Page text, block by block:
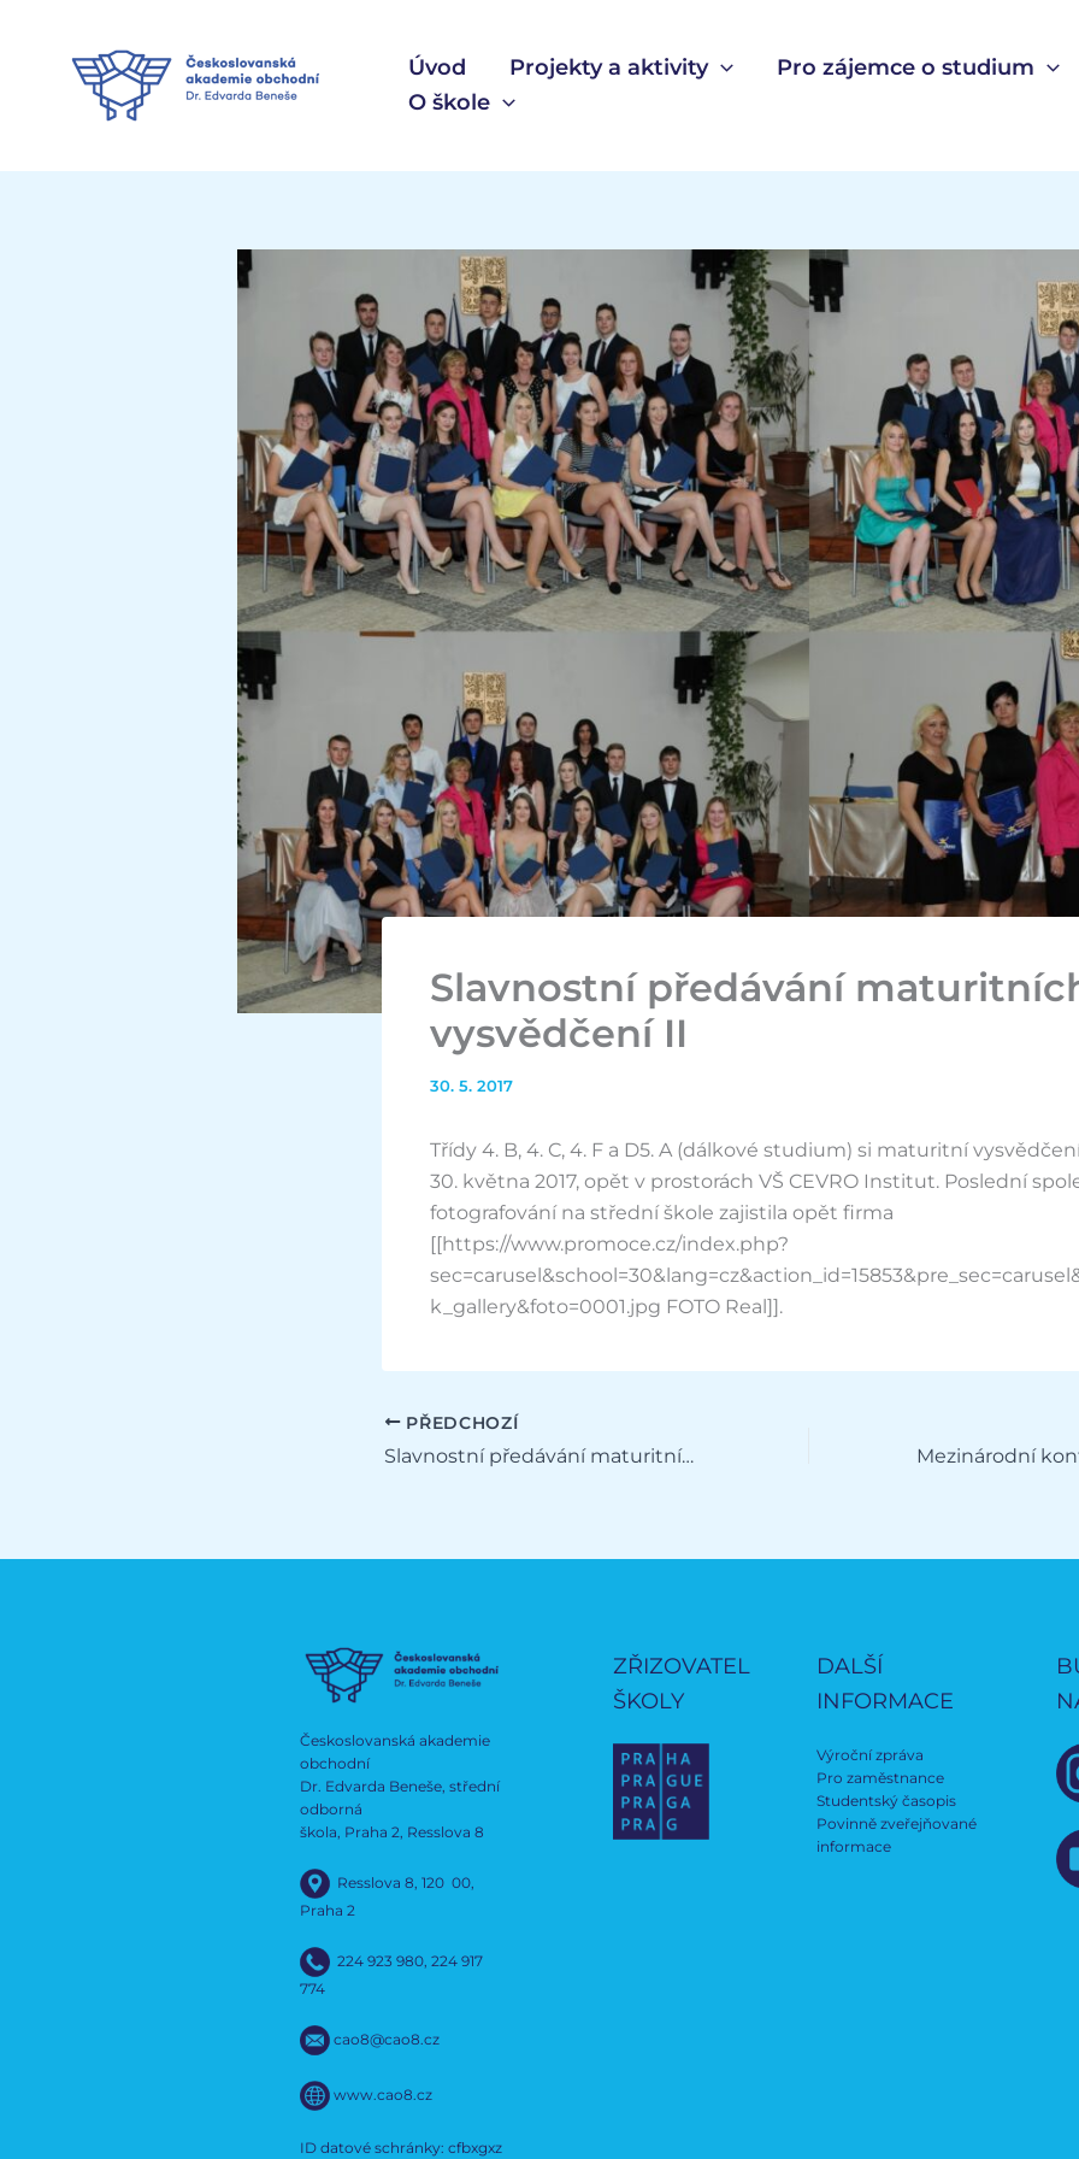
Úvod Projekty a aktivity
Pro zájemce o studium
O škole
Slavnostní předávání
vysvědčení II
30. 5. 2017
Třídy 4. B, 4. C, 4. F a D5. A (dálkové studium) si maturitní
30. května 2017, opět v prostorách VŠ CEVRO Institut. Poslední
fotografování na střední škole zajistila opět firma
[[https://www.promoce.cz/index.php?
k_gallery&foto=0001.jpg FOTO Real]].
PŘEDCHOZÍ
Slavnostní předávání maturitních vysvědčení I
Českoslovanská akademie
obchodní
Dr. Edvarda Beneše, střední
odborná
škola, Praha 2, Resslova 8
Resslova 8, 120 00,
Praha 2
224 923 980 ,224 917
774
cao8@cao8.cz
www.cao8.cz
ID datové schránky: cfbxgxz
ZŘIZOVATEL
ŠKOLY
DALŠÍ
INFORMACE
Výroční zpráva
Pro zaměstnance
Studentský časopis
Povinně zveřejňované
informace